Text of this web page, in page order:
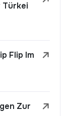
Türkei
Flip Im
Zur